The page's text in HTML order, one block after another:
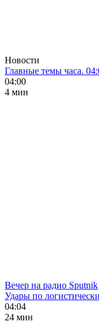
Новости
Главные темы часа.
04:00
4 мин
Вечер на радио Sputnik
Удары по
04:04
24 мин